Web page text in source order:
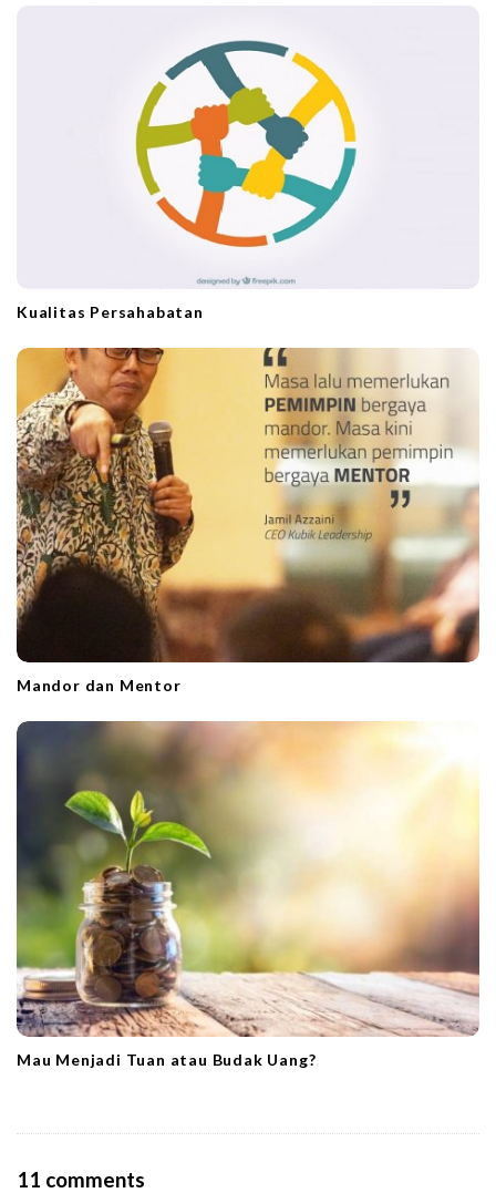
Kualitas Persahabatan
Mandor dan Mentor
Mau Menjadi Tuan atau Budak Uang?
11 comments